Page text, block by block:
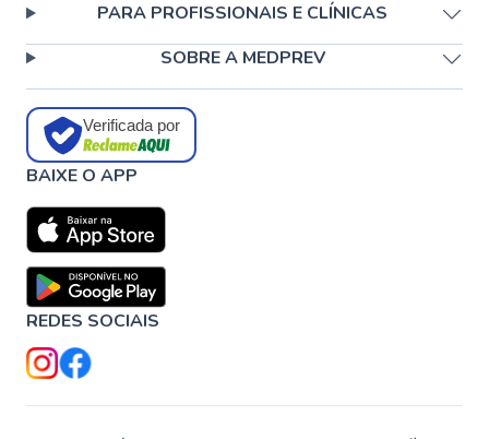
PARA PROFISSIONAIS E CLÍNICAS
SOBRE A MEDPREV
Verificada por
BAIXE O APP
REDES SOCIAIS